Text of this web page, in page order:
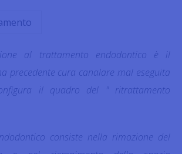
al trattamento endodontico è il
precedente cura canalare mal eseguita
il quadro del " ritrattamento
consiste nella rimozione del